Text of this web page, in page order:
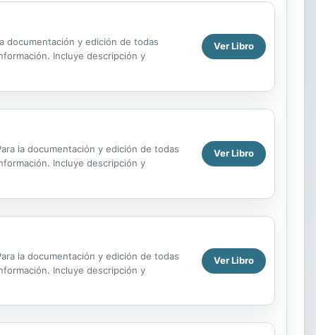
documentación y edición de todas
Incluye descripción y
Ver Libro
la documentación y edición de todas
Incluye descripción y
Ver Libro
la documentación y edición de todas
Incluye descripción y
Ver Libro